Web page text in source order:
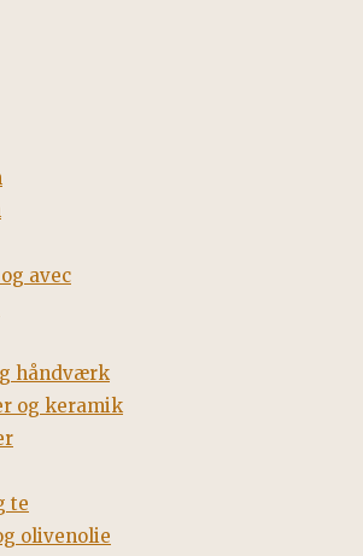
avec
håndværk
og keramik
te
olivenolie